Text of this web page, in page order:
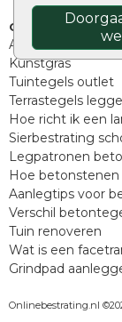
Overig
Aanbiedingen
Kunstgras
Tuintegels outlet
Terrastegels
Hoe richt ik een
Sierbestrating
Legpatronen
Hoe
Aanlegtips voor
Verschil
Tuin renoveren
Wat is een
Grindpad
Onlinebestrating.nl